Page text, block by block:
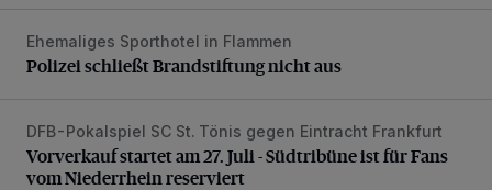
Polizei schließt Brandstiftung nicht aus
Ehemaliges Sporthotel in Flammen
Polizei schließt Brandstiftung nicht aus
Vorverkauf startet am 27. Juli - Südtribüne ist für Fans
DFB-Pokalspiel SC St. Tönis gegen Eintracht Frankfurt
Vorverkauf startet am 27. Juli - Südtribüne ist für Fans
vom Niederrhein reserviert